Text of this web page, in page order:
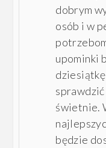
dobrym
osób i w
upominki
świetnie.
będzie